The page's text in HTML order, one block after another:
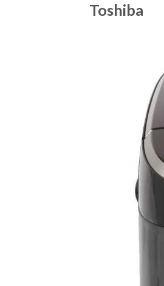
Toshiba